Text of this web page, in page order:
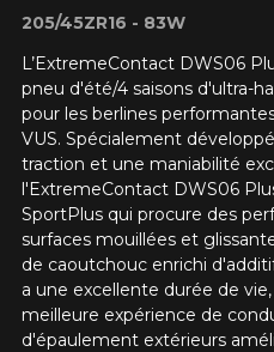
205/45ZR16 - 83W
L’ExtremeContact DWS06
pneu d'été/4 saisons d'ultra-
pour les berlines
VUS. Spécialement
traction et une maniabilité
l'ExtremeContact DWS06
SportPlus qui procure des
surfaces mouillées et
de caoutchouc enrichi
a une excellente durée de
meilleure expérience de
d'épaulement extérieurs